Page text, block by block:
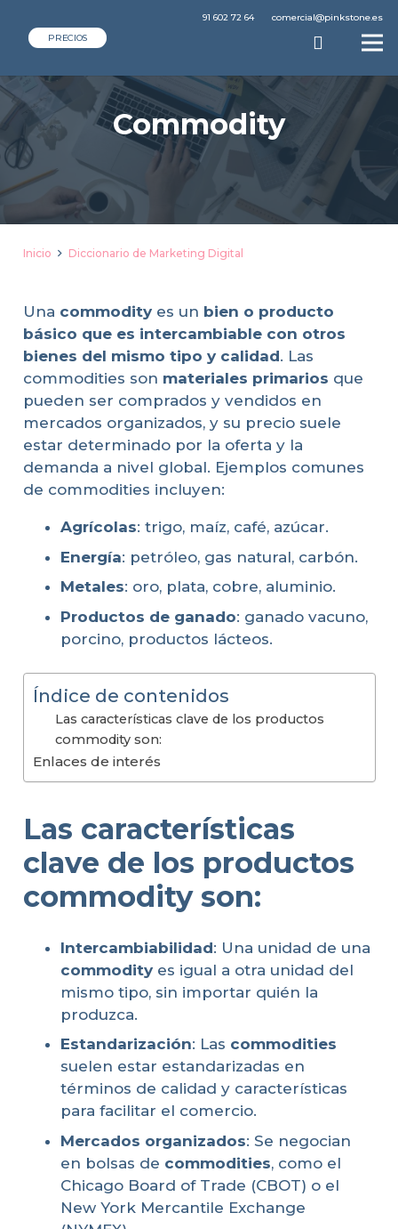
PRECIOS
91 602 72 64 comercial@pinkstone.es
Commodity
Inicio Diccionario de Marketing Digital
Una commodityes un bien o producto
básico que es intercambiable con otros
bienes del mismo tipo y calidad. Las
commodities son materiales primarios que
pueden ser comprados y vendidos en
mercados organizados, y su precio suele
estar determinado por la oferta y la
demanda a nivel global. Ejemplos comunes
de commodities incluyen:
Agrícolas: trigo, maíz, café, azúcar.
Energía: petróleo, gas natural, carbón.
Metales: oro, plata, cobre, aluminio.
Productos de ganado: ganado vacuno,
porcino, productos lácteos.
Índice de contenidos
Las características clave de los productos
commodity son:
Enlaces de interés
Las características
clave de los productos
commodityson:
Intercambiabilidad: Una unidad de una
commodity es igual a otra unidad del
mismo tipo, sin importar quién la
produzca.
Estandarización: Las commodities
suelen estar estandarizadas en
términos de calidad y características
para facilitar el comercio.
Mercados organizados: Se negocian
en bolsas de commodities, como el
Chicago Board of Trade (CBOT) o el
New York Mercantile Exchange